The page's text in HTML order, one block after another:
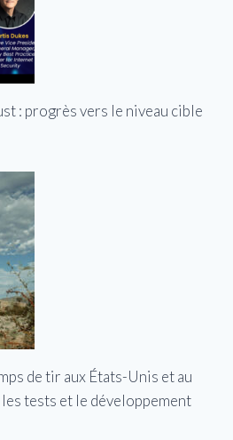
: progrès vers le niveau cible
de tir aux États-Unis et au
tests et le développement